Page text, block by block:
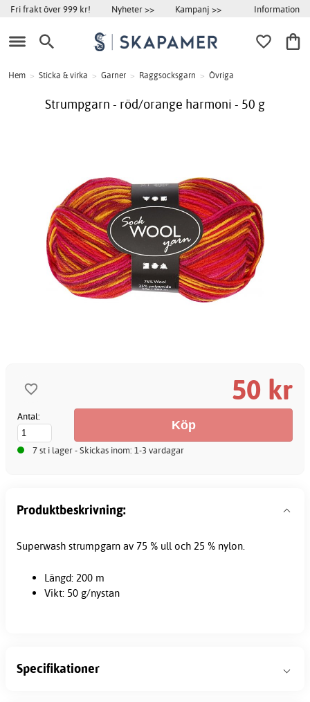
Fri frakt över 999 kr! Nyheter >> Kampanj >> Information
Hem > Sticka & virka > Garner > Raggsocksgarn > Övriga
Strumpgarn - röd/orange harmoni - 50 g
50 kr
Antal:
7 st i lager - Skickas inom: 1-3 vardagar
Produktbeskrivning:
Superwash strumpgarn av 75 % ull och 25 % nylon.
Längd: 200 m
Vikt: 50 g/nystan
Specifikationer